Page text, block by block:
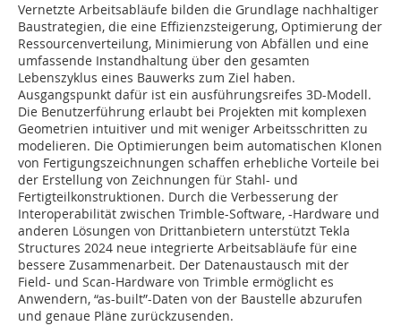
Vernetzte Arbeitsabläufe bilden die Grundlage nachhaltiger
Baustrategien, die eine Effizienzsteigerung, Optimierung der
Ressourcenverteilung, Minimierung von Abfällen und eine
umfassende Instandhaltung über den gesamten
Lebenszyklus eines Bauwerks zum Ziel haben.
Ausgangspunkt dafür ist ein ausführungsreifes 3D-Modell.
Die Benutzerführung erlaubt bei Projekten mit komplexen
Geometrien intuitiver und mit weniger Arbeitsschritten zu
modelieren. Die Optimierungen beim automatischen Klonen
von Fertigungszeichnungen schaffen erhebliche Vorteile bei
der Erstellung von Zeichnungen für Stahl- und
Fertigteilkonstruktionen. Durch die Verbesserung der
Interoperabilität zwischen Trimble-Software, -Hardware und
anderen Lösungen von Drittanbietern unterstützt Tekla
Structures 2024 neue integrierte Arbeitsabläufe für eine
bessere Zusammenarbeit. Der Datenaustausch mit der
Field- und Scan-Hardware von Trimble ermöglicht es
Anwendern, “as-built”-Daten von der Baustelle abzurufen
und genaue Pläne zurückzusenden.